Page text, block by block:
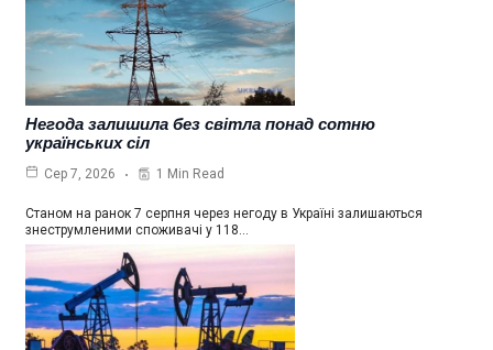
Негода залишила без світла понад сотню
українських сіл
Сер 7, 2026 1 Min Read
Станом на ранок 7 серпня через негоду в Україні залишаються
знеструмленими споживачі у 118…